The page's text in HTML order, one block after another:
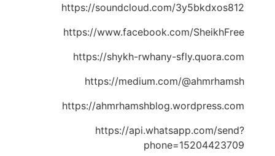
https://soundcloud.com/3y5bkdxos812
https://www.facebook.com/SheikhFree
https://shykh-rwhany-sfly.quora.com
https://medium.com/@ahmrhamsh
https://ahmrhamshblog.wordpress.com
https://api.whatsapp.com/send?
phone=15204423709